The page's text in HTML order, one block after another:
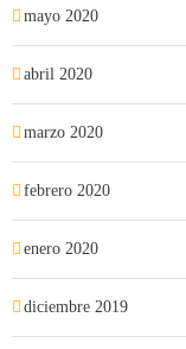
mayo 2020
abril 2020
marzo 2020
febrero 2020
enero 2020
diciembre 2019